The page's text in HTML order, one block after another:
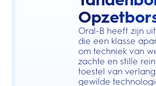
Oral-B heeft zijn
die een klasse
om techniek van
zachte en stille
toestel van
gewilde